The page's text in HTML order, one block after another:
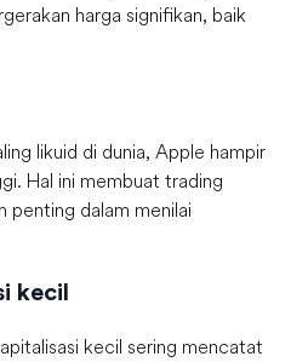
harga signifikan, baik
likuid di dunia, Apple hampir
Hal ini membuat trading
penting dalam menilai
kecil
kecil sering mencatat